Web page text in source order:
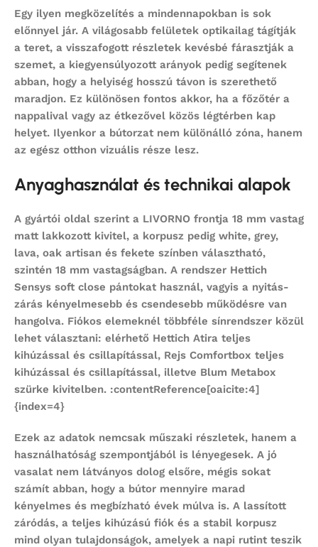
Egy ilyen megközelítés a mindennapokban is sok
előnnyel jár. A világosabb felületek optikailag tágítják
a teret, a visszafogott részletek kevésbé fárasztják a
szemet, a kiegyensúlyozott arányok pedig segítenek
abban, hogy a helyiség hosszú távon is szerethető
maradjon. Ez különösen fontos akkor, ha a főzőtér a
nappalival vagy az étkezővel közös légtérben kap
helyet. Ilyenkor a bútorzat nem különálló zóna, hanem
az egész otthon vizuális része lesz.
Anyaghasználat és technikai alapok
A gyártói oldal szerint a LIVORNO frontja 18 mm vastag
matt lakkozott kivitel, a korpusz pedig white, grey,
lava, oak artisan és fekete színben választható,
szintén 18 mm vastagságban. A rendszer Hettich
Sensys soft close pántokat használ, vagyis a nyitás-
zárás kényelmesebb és csendesebb működésre van
hangolva. Fiókos elemeknél többféle sínrendszer közül
lehet választani: elérhető Hettich Atira teljes
kihúzással és csillapítással, Rejs Comfortbox teljes
kihúzással és csillapítással, illetve Blum Metabox
szürke kivitelben. :contentReference[oaicite:4]
{index=4}
Ezek az adatok nemcsak műszaki részletek, hanem a
használhatóság szempontjából is lényegesek. A jó
vasalat nem látványos dolog elsőre, mégis sokat
számít abban, hogy a bútor mennyire marad
kényelmes és megbízható évek múlva is. A lassított
záródás, a teljes kihúzású fiók és a stabil korpusz
mind olyan tulajdonságok, amelyek a napi rutint teszik